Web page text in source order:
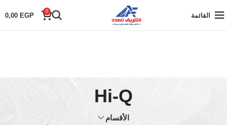
القائمة
0
0,00 EGP
Hi-Q
الأقسام